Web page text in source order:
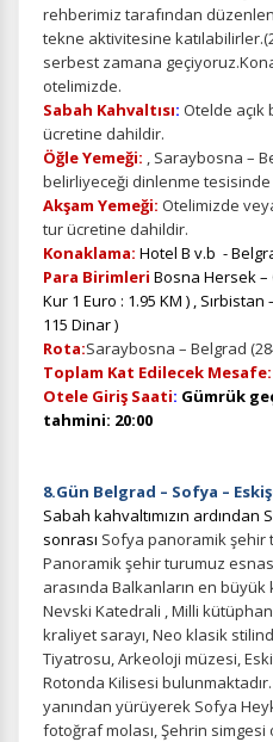
rehberimiz tarafından
tekne aktivitesine
serbest zamana
otelimizde.
Sabah Kahvaltısı: Otelde
ücretine dahildir.
Öğle Yemeği: , Saraybosna –
belirliyeceği dinlenme
Akşam Yemeği: Otelimizde
tur ücretine dahildir.
Konaklama: Hotel B v.b -
Para Birimleri Bosna Hersek
Kur 1 Euro : 1.95 KM ) ,
115 Dinar )
Rota:Saraybosna – Belgrad
Toplam Kat Edilecek Mesafe:
Otele Giriş Saati: Gümrük
tahmini: 20:00
8.Gün Belgrad – Sofya –
Sabah kahvaltımızın ardından
sonrası Sofya panoramik şehir
Panoramik şehir turumuz
arasında Balkanların en
Nevski Katedrali , Milli
kraliyet sarayı, Neo klasik
Tiyatrosu, Arkeoloji müzesi,
Rotonda Kilisesi
yanından yürüyerek Sofya
fotoğraf molası, Şehrin simgesi